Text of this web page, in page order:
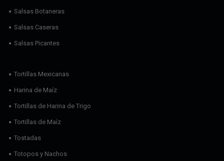
Salsas Botaneras
Salsas Caseras
Salsas Picantes
Tortillas Mexicanas
Harina de Maíz
Tortillas de Harina de Trigo
Tortillas de Maíz
Tostadas
Totopos y Nachos